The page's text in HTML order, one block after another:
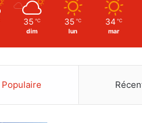
35 ℃
dim
35 ℃
lun
34 ℃
mar
Populaire